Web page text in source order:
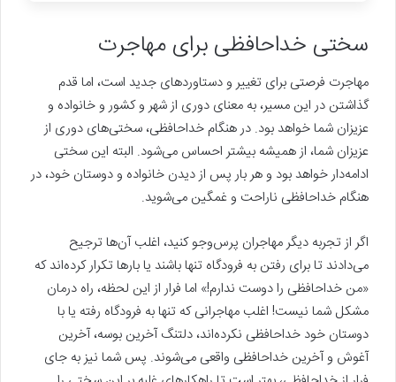
سختی خداحافظی برای مهاجرت
مهاجرت فرصتی برای تغییر و دستاوردهای جدید است، اما قدم
گذاشتن در این مسیر، به معنای دوری از شهر و کشور و خانواده و
عزیزان شما خواهد بود. در هنگام خداحافظی، سختی‌های دوری از
عزیزان شما، از همیشه بیشتر احساس می‌شود. البته این سختی
ادامه‌دار خواهد بود و هر بار پس از دیدن خانواده و دوستان خود، در
هنگام خداحافظی ناراحت و غمگین می‌شوید.
اگر از تجربه دیگر مهاجران پرس‌وجو کنید، اغلب آن‌ها ترجیح
می‌دادند تا برای رفتن به فرودگاه تنها باشند یا بارها تکرار کرده‌اند که
«من خداحافظی را دوست ندارم!» اما فرار از این لحظه، راه درمان
مشکل شما نیست! اغلب مهاجرانی که تنها به فرودگاه رفته یا با
دوستان خود خداحافظی نکرده‌اند، دلتنگ آخرین بوسه، آخرین
آغوش و آخرین خداحافظی واقعی می‌شوند. پس شما نیز به جای